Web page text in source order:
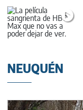
NEUQUÉN